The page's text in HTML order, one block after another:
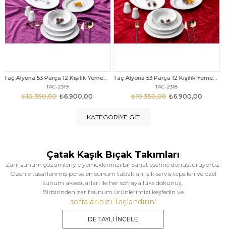
Taç Alyona 53 Parça 12 Kişilik Yemek Takımı Gold
TAC-2318
₺6.900,00
₺10.350,00
Taç Eliza Alyona 53 Parça 12 Kişilik Yemek Takımı Platin
TAC-2316
₺9.499,00
₺12.669,00
KATEGORIYE GIT
Çatak Kaşık Bıçak Takımları
Zarif sunum çözümleriyle yemeklerinizi bir sanat eserine dönüştürüyoruz.
Özenle tasarlanmış porselen sunum tabakları, şık servis tepsileri ve özel
sunum aksesuarları ile her sofraya lüks dokunuş.
Birbirinden zarif sunum ürünlerimizi keşfedin ve
sofralarınızı Taçlandırın!
DETAYLI İNCELE